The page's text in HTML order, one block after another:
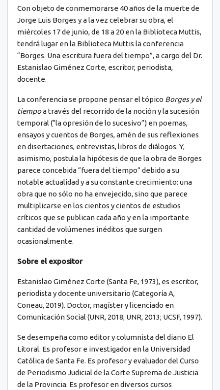
Con objeto de conmemorarse 40 años de la muerte de
Jorge Luis Borges y a la vez celebrar su obra, el
miércoles 17 de junio, de 18 a 20 en la Biblioteca Muttis,
tendrá lugar en la Biblioteca Muttis la conferencia
“Borges. Una escritura fuera del tiempo”, a cargo del Dr.
Estanislao Giménez Corte, escritor, periodista,
docente.
La conferencia se propone pensar el tópico Borges y el
tiempoa través del recorrido de la noción y la sucesión
temporal (“la opresión de lo sucesivo”) en poemas,
ensayos y cuentos de Borges, amén de sus reflexiones
en disertaciones, entrevistas, libros de diálogos. Y,
asimismo, postula la hipótesis de que la obra de Borges
parece concebida “fuera del tiempo” debido a su
notable actualidad y a su constante crecimiento: una
obra que no sólo no ha envejecido, sino que parece
multiplicarse en los cientos y cientos de estudios
críticos que se publican cada año y en la importante
cantidad de volúmenes inéditos que surgen
ocasionalmente.
Sobre el expositor
Estanislao Giménez Corte (Santa Fe, 1973), es escritor,
periodista y docente universitario (Categoría A,
Coneau, 2019). Doctor, magíster y licenciado en
Comunicación Social (UNR, 2018; UNR, 2013; UCSF, 1997).
Se desempeña como editor y columnista del diario El
Litoral. Es profesor e investigador en la Universidad
Católica de Santa Fe. Es profesor y evaluador del Curso
de Periodismo Judicial de la Corte Suprema de Justicia
de la Provincia. Es profesor en diversos cursos